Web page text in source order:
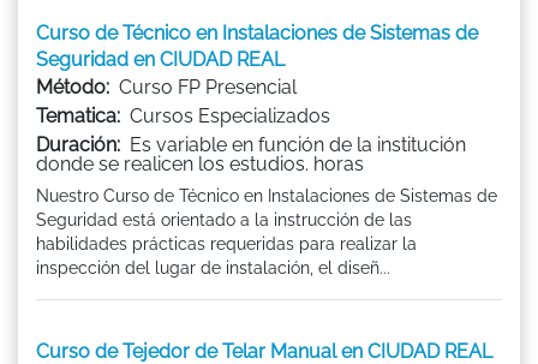
Curso de Técnico en Instalaciones de Sistemas de
Seguridad en CIUDAD REAL
Método: Curso FP Presencial
Tematica: Cursos Especializados
Duración: Es variable en función de la institución
donde se realicen los estudios. horas
Nuestro Curso de Técnico en Instalaciones de Sistemas de
Seguridad está orientado a la instrucción de las
habilidades prácticas requeridas para realizar la
inspección del lugar de instalación, el diseñ...
Curso de Tejedor de Telar Manual en CIUDAD REAL